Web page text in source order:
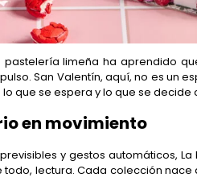
limeña ha aprendido
San Valentín, aquí, no es un
que se espera y lo que se
en movimiento
y gestos automáticos,
lectura. Cada colección